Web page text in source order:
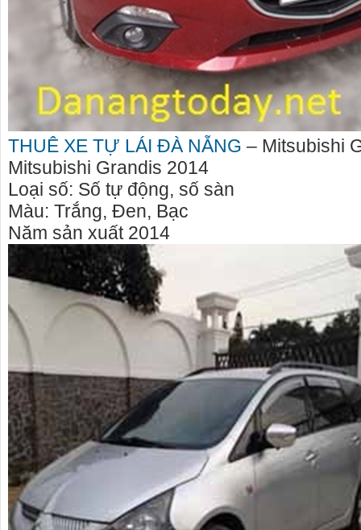
THUÊ XE TỰ LÁI ĐÀ NẴNG – Mitsubishi
Mitsubishi Grandis 2014
Loại số: Số tự động, số sàn
Màu: Trắng, Đen, Bạc
Năm sản xuất 2014